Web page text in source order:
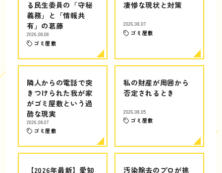
る民生委員の「守秘
義務」と「情報共
有」の葛藤
2026.08.08
ゴミ屋敷
凄惨な現状と対策
2026.08.07
ゴミ屋敷
隣人からの電話で突
きつけられた我が家
がゴミ屋敷という過
酷な現実
2026.08.07
ゴミ屋敷
私の財産が周囲から
否定されるとき
2026.08.05
ゴミ屋敷
【2026年最新】愛知
汚染除去のプロが挑